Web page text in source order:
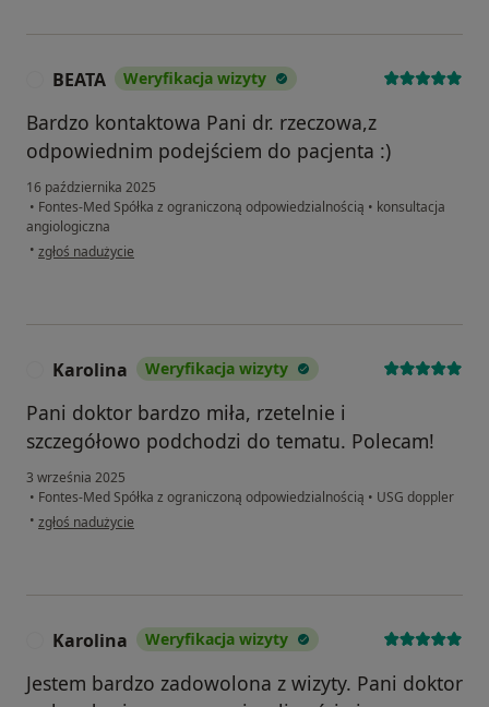
BEATA Weryfikacja wizyty
Bardzo kontaktowa Pani dr. rzeczowa,z
odpowiednim podejściem do pacjenta :)
16 października 2025
• Fontes-Med Spółka z ograniczoną odpowiedzialnością • konsultacja
angiologiczna
• w opinii użytkownika BEATA
zgłoś nadużycie
Karolina Weryfikacja wizyty
Pani doktor bardzo miła, rzetelnie i
szczegółowo podchodzi do tematu. Polecam!
3 września 2025
• Fontes-Med Spółka z ograniczoną odpowiedzialnością • USG doppler
• w opinii użytkownika Karolina
zgłoś nadużycie
Karolina Weryfikacja wizyty
Jestem bardzo zadowolona z wizyty. Pani doktor